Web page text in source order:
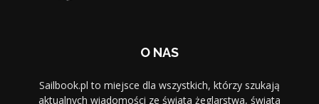
O NAS
Sailbook.pl to miejsce dla wszystkich, którzy szukają
aktualnych wiadomości ze świata żeglarstwa, świata